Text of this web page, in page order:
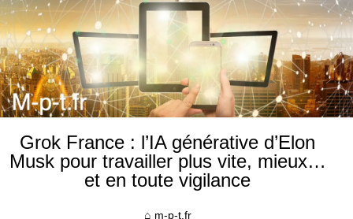
Grok France : l’IA générative d’Elon
Musk pour travailler plus vite, mieux…
et en toute vigilance
m-p-t.fr